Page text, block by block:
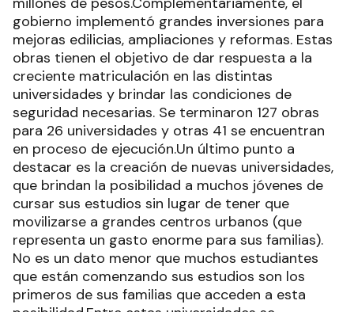
gobierno implementó grandes inversiones para
mejoras edilicias, ampliaciones y reformas. Estas
obras tienen el objetivo de dar respuesta a la
creciente matriculación en las distintas
universidades y brindar las condiciones de
seguridad necesarias. Se terminaron 127 obras
para 26 universidades y otras 41 se encuentran
en proceso de ejecución.Un último punto a
destacar es la creación de nuevas universidades,
que brindan la posibilidad a muchos jóvenes de
cursar sus estudios sin lugar de tener que
movilizarse a grandes centros urbanos (que
representa un gasto enorme para sus familias).
No es un dato menor que muchos estudiantes
que están comenzando sus estudios son los
primeros de sus familias que acceden a esta